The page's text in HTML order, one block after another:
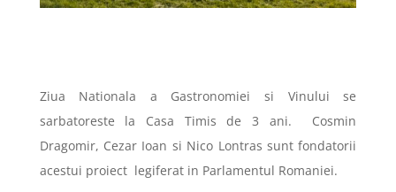
Ziua Nationala a Gastronomiei si Vinului se
sarbatoreste la Casa Timis de 3 ani. Cosmin
Dragomir, Cezar Ioan si Nico Lontras sunt fondatorii
acestui proiect legiferat in Parlamentul Romaniei.